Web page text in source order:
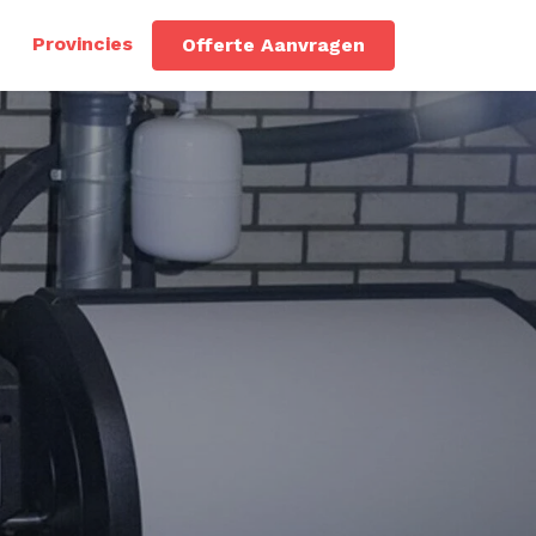
Provincies Offerte Aanvragen